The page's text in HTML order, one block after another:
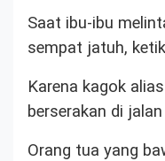
Saat ibu-ibu
sempat jatuh,
Karena kagok
berserakan di
Orang tua yang